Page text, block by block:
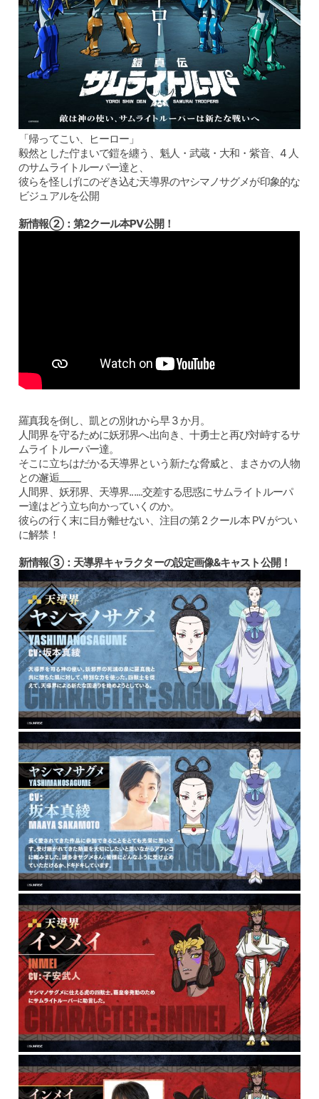
「帰ってこい、ヒーロー」
毅然とした佇まいで鎧を纏う、魁人・武蔵・大和・紫音、4 人
のサムライトルーパー達と、
彼らを怪しげにのぞき込む天導界のヤシマノサグメが印象的な
ビジュアルを公開
新情報②：第2クール本PV公開！
羅真我を倒し、凱との別れから早 3 か月。
人間界を守るために妖邪界へ出向き、十勇士と再び対峙するサ
ムライトルーパー達。
そこに立ちはだかる天導界という新たな脅威と、まさかの人物
との邂逅_____
人間界、妖邪界、天導界......交差する思惑にサムライトルーパ
ー達はどう立ち向かっていくのか。
彼らの行く末に目が離せない、注目の第 2 クール本 PV がつい
に解禁！
新情報③：天導界キャラクターの設定画像&キャスト公開​！